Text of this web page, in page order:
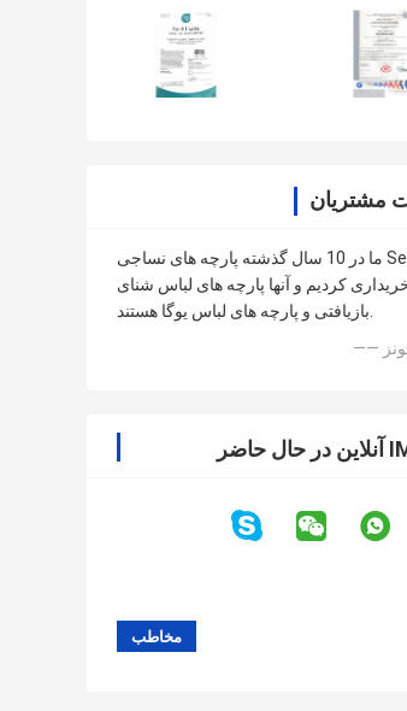
مشتریان
ما در 10 سال گذشته پارچه های نساجی Sevnna
کردیم و آنها پارچه های لباس شنای
بازیافتی و پارچه های لباس یوگا هستند.